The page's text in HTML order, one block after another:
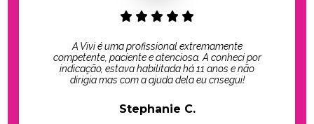
A Vivi é uma profissional extremamente
competente, paciente e atenciosa. A conheci por
indicação, estava habilitada há 11 anos e não
dirigia mas com a ajuda dela eu cnsegui!
Stephanie C.